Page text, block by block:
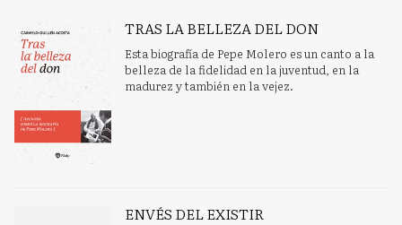
TRAS LA BELLEZA DEL DON
Esta biografía de Pepe Molero es un canto a la
belleza de la fidelidad en la juventud, en la
madurez y también en la vejez.
ENVÉS DEL EXISTIR